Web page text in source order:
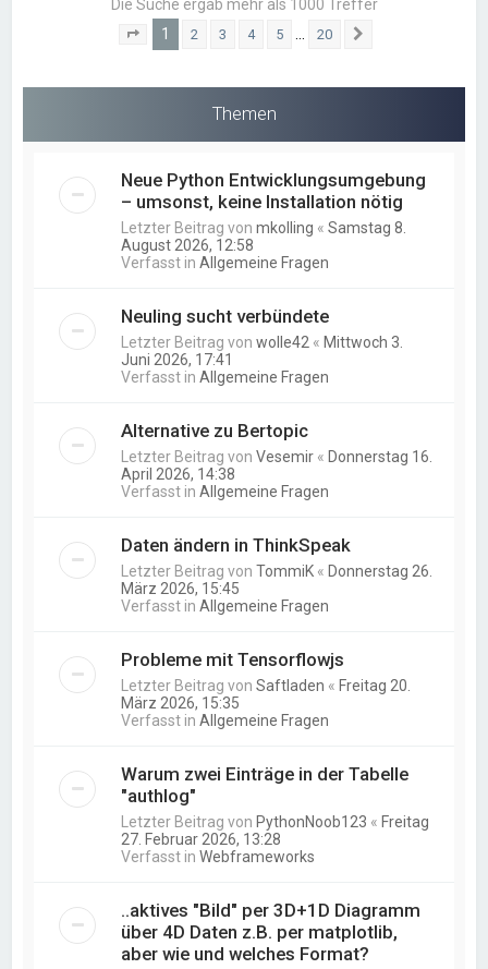
Die Suche ergab mehr als 1000 Treffer
Seite von 20
1 2 3 4 5 … 20
Themen
Neue Python Entwicklungsumgebung
– umsonst, keine Installation nötig
Letzter Beitrag vonmkolling «Samstag 8.
August 2026, 12:58
Verfasst inAllgemeine Fragen
Neuling sucht verbündete
Letzter Beitrag vonwolle42 « Mittwoch 3.
Juni 2026, 17:41
Verfasst inAllgemeine Fragen
Alternative zu Bertopic
Letzter Beitrag vonVesemir « Donnerstag 16.
April 2026, 14:38
Verfasst inAllgemeine Fragen
Daten ändern in ThinkSpeak
Letzter Beitrag vonTommiK « Donnerstag 26.
März 2026, 15:45
Verfasst inAllgemeine Fragen
Probleme mit Tensorflowjs
Letzter Beitrag vonSaftladen « Freitag 20.
März 2026, 15:35
Verfasst inAllgemeine Fragen
Warum zwei Einträge in der Tabelle
"authlog"
Letzter Beitrag von PythonNoob123 « Freitag
27. Februar 2026, 13:28
Verfasst inWebframeworks
..aktives "Bild" per 3D+1D Diagramm
über 4D Daten z.B. per matplotlib,
aber wie und welches Format?